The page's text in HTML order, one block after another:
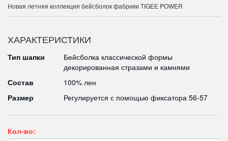
Новая летняя коллекция бейсболок фабрики TIGEE POWER
ХАРАКТЕРИСТИКИ
Тип шапки
Бейсболка классической формы
декорированная стразами и камнями
Состав
100% лен
Размер
Регулируется с помощью фиксатора 56-57
Кол-во: